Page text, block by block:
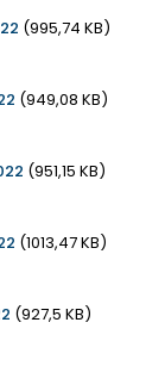
(995,74 KB)
(949,08 KB)
(951,15 KB)
(1013,47 KB)
(927,5 KB)